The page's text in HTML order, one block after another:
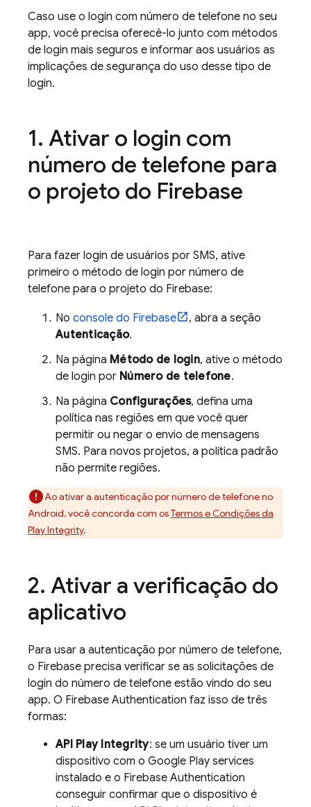
Caso use o login com número de telefone no seu
app, você precisa oferecê-lo junto com métodos
de login mais seguros e informar aos usuários as
implicações de segurança do uso desse tipo de
login.
Ativar o login com
número de telefone para
o projeto do Firebase
Para fazer login de usuários por SMS, ative
primeiro o método de login por número de
telefone para o projeto do Firebase:
No console do Firebase
, abra a seção
Autenticação.
Na página Método de login, ative o método
de login por Número de telefone.
Na página Configurações, defina uma
política nas regiões em que você quer
permitir ou negar o envio de mensagens
SMS. Para novos projetos, a política padrão
não permite regiões.
Ao ativar a autenticação por número de telefone no
Android, você concorda com osTermos e Condições da
Play Integrity.
Ativar a verificação do
aplicativo
Para usar a autenticação por número de telefone,
o Firebase precisa verificar se as solicitações de
login do número de telefone estão vindo do seu
app. O Firebase Authentication faz isso de três
formas:
API Play Integrity: se um usuário tiver um
dispositivo com o Google Play services
instalado e o Firebase Authentication
conseguir confirmar que o dispositivo é